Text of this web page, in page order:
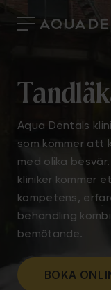
Aqua Dentals
som kommer att
med olika
kliniker kommer
kompetens,
behandling
bemötande.
BOKA